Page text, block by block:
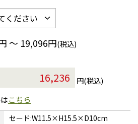
～ 19,096円(税込)
円(税込)
こちら
セード:W11.5×H15.5×D10cm